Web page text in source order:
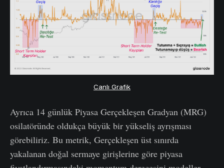
Canlı Grafik
Ayrıca 14 günlük Piyasa Gerçekleşen Gradyan (MRG)
osilatöründe oldukça büyük bir yükseliş ayrışması
görebiliriz. Bu metrik, Gerçekleşen üst sınırda
yakalanan doğal sermaye girişlerine göre piyasa